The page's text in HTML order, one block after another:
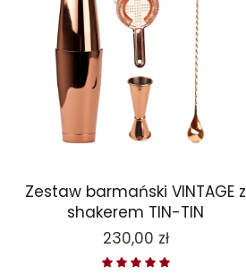
Zestaw barmański VINTAGE z
shakerem TIN-TIN
Cena
230,00 zł